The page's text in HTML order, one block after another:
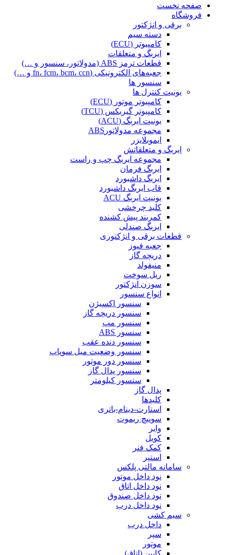
صفحه نخست
فروشگاه
برقی و انژکتور
دسته سیم
کامپیوتر (ECU)
ایربگ و متعلقات
قطعات ترمز ABS (مدولاتور، سنسور و …)
جعبه‌های الکترونیکی (fn، fcm، bcm، ccn و …)
سنسور ها
یونیت کنترل ها
کامپیوتر موتور (ECU)
کامپیوتر گیربکس (TCU)
یونیت ایربگ (ACU)
مجموعه مدولاتورABS
ایموبلایزر
ایربگ و متعلقاتش
مجموعه ایربگ چپ و راست
ایربگ فرمان
ایربگ داشبورد
قاب ایربگ داشبورد
یونیت ایربگ ACU
کلید چرخشی
کمربند پیش کشنده
ایربگ صندلی
قطعات برقی و انژکتوری
جعبه فیوز
دریچه گاز
منیفولد
ریل سوخت
سوزن انژکتور
انواع سنسور
سنسور اکسیژن
سنسور دریچه گاز
سنسور مپ
سنسور ABS
سنسور دنده عقب
سنسور وضعیت میل سوپاپ
سنسور دور موتور
سنسور پدال گاز
سنسور کیلومتر
پدال گاز
کلیدها
استارت-دینام-باتری
سوییچ ریموت
وایر
کویل
کمک فنر
استپر
سامانه مالتی پلکس
نود داخل موتور
نود داخل اتاق
نود داخل صندوق
نود داخل درب
سیم کشی
داخل درب
سپر
موتور
کابین (اتاق)